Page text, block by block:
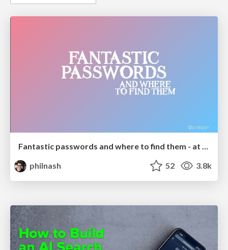
Fantastic passwords and where to find them - at NoRuKo
philnash
52 3.8k